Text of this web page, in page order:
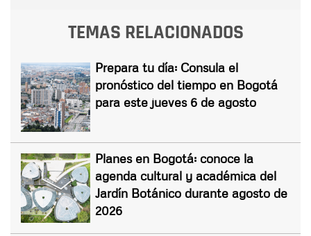
TEMAS RELACIONADOS
Prepara tu día: Consula el
pronóstico del tiempo en Bogotá
para este jueves 6 de agosto
Planes en Bogotá: conoce la
agenda cultural y académica del
Jardín Botánico durante agosto de
2026